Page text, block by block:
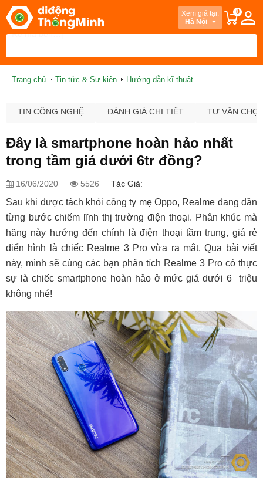
Xem giá tại:
Hà Nội
0
Trang chủ Tin tức & Sự kiện Hướng dẫn kĩ thuật
TIN CÔNG NGHỆ ĐÁNH GIÁ CHI TIẾT TƯ VẤN
Đây là smartphone hoàn hảo nhất
trong tầm giá dưới 6tr đồng?
16/06/2020 5526 Tác Giả:
Sau khi được tách khỏi công ty mẹ Oppo, Realme đang dần
từng bước chiếm lĩnh thị trường điện thoại. Phân khúc mà
hãng này hướng đến chính là điện thoại tầm trung, giá rẻ
điển hình là chiếc Realme 3 Pro vừa ra mắt. Qua bài viết
này, mình sẽ cùng các bạn phân tích Realme 3 Pro có thực
sự là chiếc smartphone hoàn hảo ở mức giá dưới 6 triệu
không nhé!